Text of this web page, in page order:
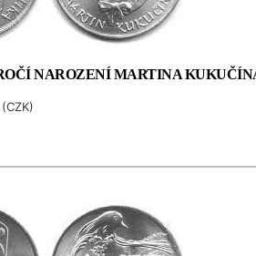
NAROZENÍ MARTINA
(CZK)